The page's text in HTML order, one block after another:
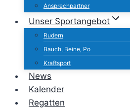
Ansprechpartner
Unser Sportangebot
Rudern
Bauch, Beine, Po
Kraftsport
News
Kalender
Regatten